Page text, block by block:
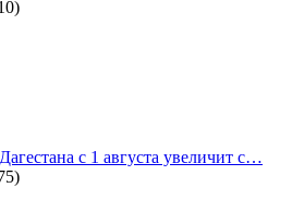
с 1 августа увеличит с…